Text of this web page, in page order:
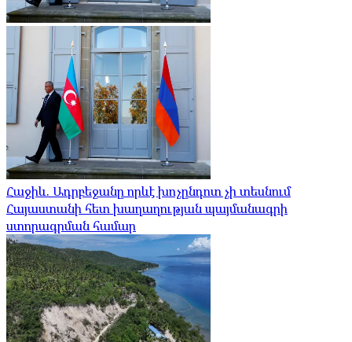
Հաջիև. Ադրբեջանը որևէ խոչընդոտ չի տեսնում
Հայաստանի հետ խաղաղության պայմանագրի
ստորագրման համար